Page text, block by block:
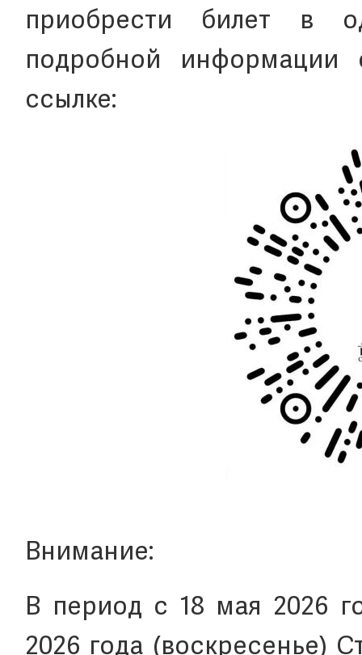
приобрести билет в
подробной информации
ссылке:
Внимание:
В период с 18 мая 2026
2026 года (воскресенье)